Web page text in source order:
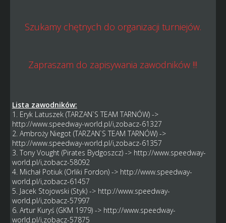
Szukamy chętnych do organizacji turniejów.
Zapraszam do zapisywania zawodników !!!
Lista zawodników:
1. Eryk Latuszek (TARZAN`S TEAM TARNÓW) ->
http://www.speedway-world.pl/i,zobacz-61327
2. Ambroży Niegot (TARZAN`S TEAM TARNÓW) ->
http://www.speedway-world.pl/i,zobacz-61357
3. Tony Vought (Pirates Bydgoszcz) -> http://www.speedway-
world.pl/i,zobacz-58092
4. Michał Potiuk (Orliki Fordon) -> http://www.speedway-
world.pl/i,zobacz-61457
5. Jacek Stojowski (Styk) -> http://www.speedway-
world.pl/i,zobacz-57997
6. Artur Kuryś (GKM 1979) -> http://www.speedway-
world.pl/i,zobacz-57875